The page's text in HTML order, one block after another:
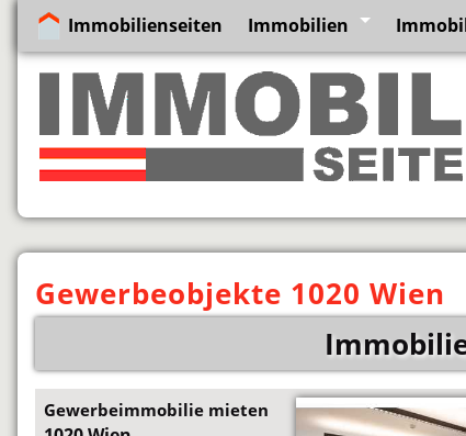
Immobilienseiten Immobilien
Gewerbeobjekte 1020 Wien
Gewerbeimmobilie mieten